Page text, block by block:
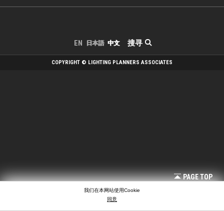
搜寻
EN 日本語 中文
PAGE TOP
COPYRIGHT © LIGHTING PLANNERS ASSOCIATES
我们在本网站使用Cookie
同意